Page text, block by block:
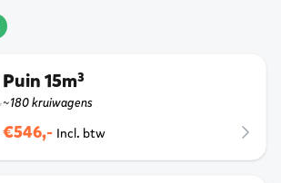
Puin 15m³
~180 kruiwagens
€546,- Incl. btw